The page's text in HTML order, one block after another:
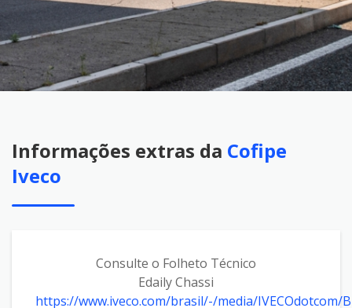
Informações extras da Cofipe
Iveco
Consulte o Folheto Técnico
Edaily Chassi
https://www.iveco.com/brasil/-/media/IVECOdotcom/